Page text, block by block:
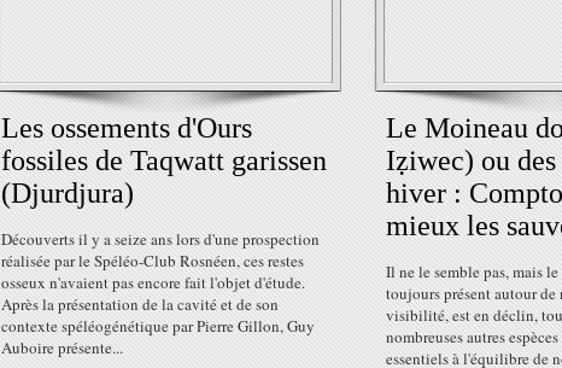
Les ossements d'Ours
fossiles de Taqwatt garissen
(Djurdjura)
Découverts il y a seize ans lors d'une prospection
réalisée par le Spéléo-Club Rosnéen, ces restes
osseux n'avaient pas encore fait l'objet d'étude.
Après la présentation de la cavité et de son
contexte spéléogénétique par Pierre Gillon, Guy
Auboire présente...
Le Moineau
Iẓiwec) ou des
hiver :
mieux les
Il ne le semble pas, mais
toujours présent autour de
visibilité, est en déclin,
nombreuses autres
essentiels à l'équilibre de